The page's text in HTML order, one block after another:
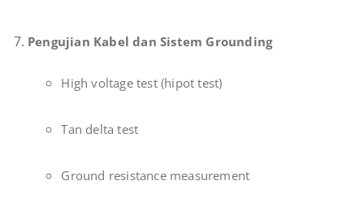
Pengujian Kabel dan Sistem Grounding
High voltage test (hipot test)
Tan delta test
Ground resistance measurement